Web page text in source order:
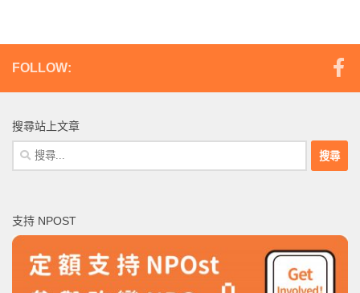
FOLLOW:
搜尋站上文章
搜
尋
字:
支持 NPOST